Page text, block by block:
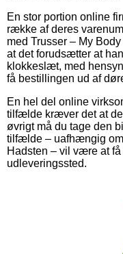
En stor portion online
række af deres
med Trusser – My
at det forudsætter at
klokkeslæt, med
få bestillingen ud af
En hel del online
tilfælde kræver det at
øvrigt må du tage den
tilfælde – uafhængig
Hadsten – vil være at
udleveringssted.